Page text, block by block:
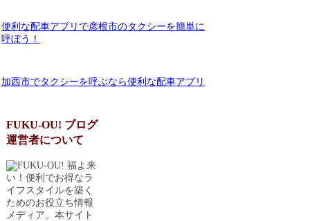
便利な配車アプリで彦根市のタクシーを簡単に
呼ぼう！
加西市でタクシーを呼ぶなら便利な配車アプリ
FUKU-OU! ブログ
運営者について
福よ来
い！便利でお得なラ
イフスタイルを築く
ためのお役立ち情報
メディア。本サイト